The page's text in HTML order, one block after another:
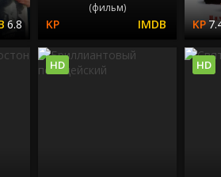
6.8
(фильм)
HD HD